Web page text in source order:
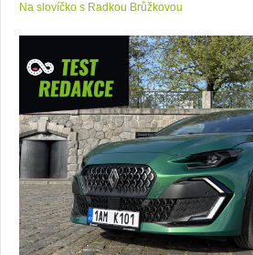
Na slovíčko s Radkou Brůžkovou